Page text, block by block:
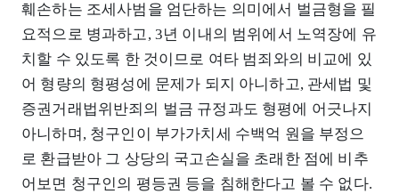
훼손하는 조세사범을 엄단하는 의미에서 벌금형을 필
요적으로 병과하고, 3년 이내의 범위에서 노역장에 유
치할 수 있도록 한 것이므로 여타 범죄와의 비교에 있
어 형량의 형평성에 문제가 되지 아니하고, 관세법 및
증권거래법위반죄의 벌금 규정과도 형평에 어긋나지
아니하며, 청구인이 부가가치세 수백억 원을 부정으
로 환급받아 그 상당의 국고손실을 초래한 점에 비추
어보면 청구인의 평등권 등을 침해한다고 볼 수 없다.